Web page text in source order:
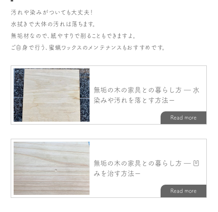
汚れや染みがついても大丈夫！
水拭きで大体の汚れは落ちます。
無垢材なので、紙やすりで削ることもできますよ。
ご自身で行う、蜜蝋ワックスのメンテナンスもおすすめです。